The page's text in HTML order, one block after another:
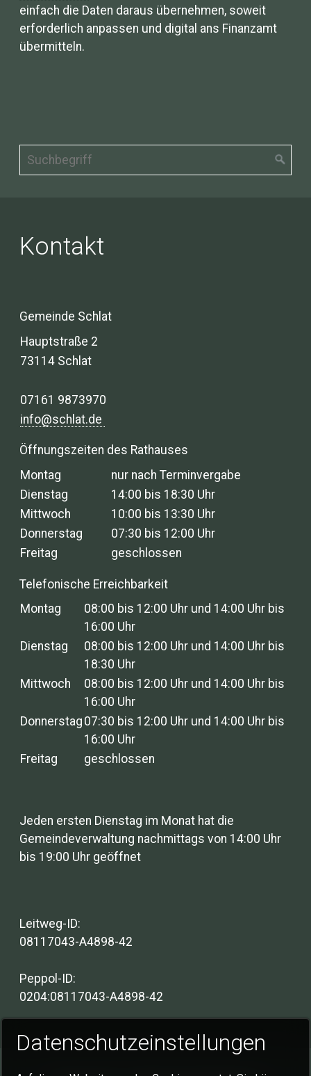
einfach die Daten daraus übernehmen, soweit
erforderlich anpassen und digital ans Finanzamt
übermitteln.
Kontakt
Gemeinde Schlat
Hauptstraße 2
73114 Schlat
07161 9873970
info@schlat.de
Öffnungszeiten des Rathauses
Montag
nur nach Terminvergabe
Dienstag
14:00 bis 18:30 Uhr
Mittwoch
10:00 bis 13:30 Uhr
Donnerstag
07:30 bis 12:00 Uhr
Freitag
geschlossen
Telefonische Erreichbarkeit
Montag
08:00 bis 12:00 Uhr und 14:00 Uhr bis
16:00 Uhr
Dienstag
08:00 bis 12:00 Uhr und 14:00 Uhr bis
18:30 Uhr
Mittwoch
08:00 bis 12:00 Uhr und 14:00 Uhr bis
16:00 Uhr
Donnerstag 07:30 bis 12:00 Uhr und 14:00 Uhr bis
16:00 Uhr
Freitag
geschlossen
Jeden ersten Dienstag im Monat hat die
Gemeindeverwaltung nachmittags von 14:00 Uhr
bis 19:00 Uhr geöffnet
Leitweg-ID:
08117043-A4898-42
Peppol-ID:
0204:08117043-A4898-42
Datenschutzeinstellungen